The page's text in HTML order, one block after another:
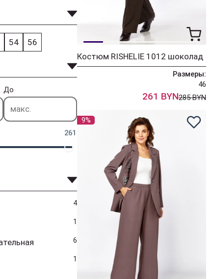
54 56
До
261
4
1
6
1
Костюм RISHELIE 1012 шоколад
Размеры:
46
261 BYN285 BYN
9%